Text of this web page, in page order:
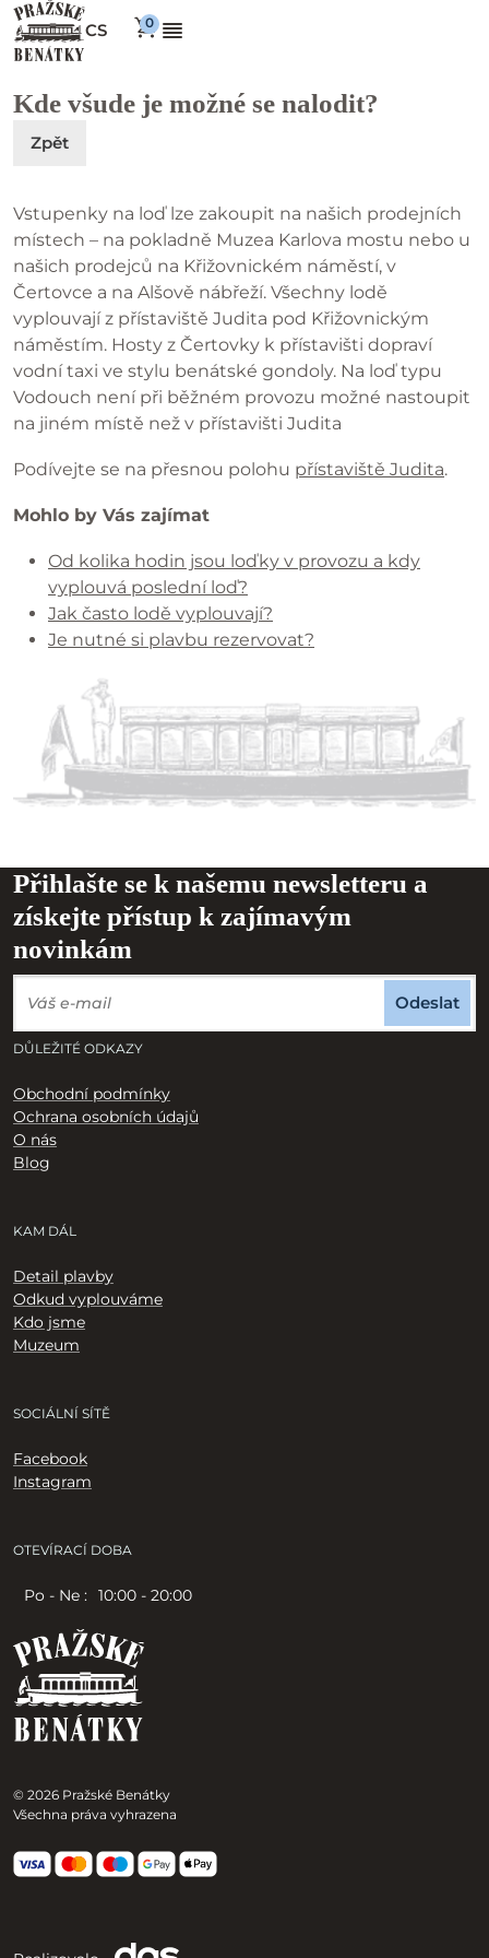
CS
Kde všude je možné se nalodit?
Zpět
Vstupenky na loď lze zakoupit na našich prodejních
místech – na pokladně Muzea Karlova mostu nebo u
našich prodejců na Křižovnickém náměstí, v
Čertovce a na Alšově nábřeží. Všechny lodě
vyplouvají z přístaviště Judita pod Křižovnickým
náměstím. Hosty z Čertovky k přístavišti dopraví
vodní taxi ve stylu benátské gondoly. Na loď typu
Vodouch není při běžném provozu možné nastoupit
na jiném místě než v přístavišti Judita
Podívejte se na přesnou polohu přístaviště Judita.
Mohlo by Vás zajímat
Od kolika hodin jsou loďky v provozu a kdy
vyplouvá poslední loď?
Jak často lodě vyplouvají?
Je nutné si plavbu rezervovat?
Přihlašte se k našemu newsletteru a
získejte přístup k zajímavým
novinkám
Odeslat
© 2026 Pražské Benátky
Všechna práva vyhrazena
DŮLEŽITÉ ODKAZY
Obchodní podmínky
Ochrana osobních údajů
O nás
Blog
KAM DÁL
Detail plavby
Odkud vyplouváme
Kdo jsme
Muzeum
SOCIÁLNÍ SÍTĚ
Facebook
Instagram
OTEVÍRACÍ DOBA
Po - Ne : 10:00 - 20:00